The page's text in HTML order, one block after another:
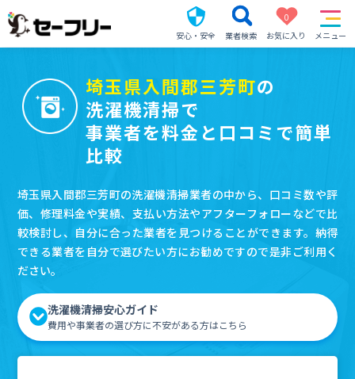
安心・安全 業者検索
0
お気に入り
メニュー
埼玉県入間郡三芳町の
洗濯機清掃で
事業者を料金と口コミで簡単
比較
埼玉県入間郡三芳町の洗濯機清掃業者の中から、口コミ数や評
価、修理料金や実績、支払い方法やアフターフォローなどで比
較検討し、自分に合った業者を見つけることができます。納得
できる業者を自分で選びたい方にお勧めですので是非ご利用く
ださい。
洗濯機清掃安心ガイド
費用や事業者の選び方に不安がある方はこちら